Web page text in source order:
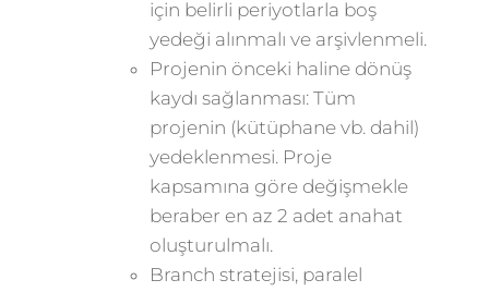
için belirli periyotlarla boş
yedeği alınmalı ve arşivlenmeli.
Projenin önceki haline dönüş
kaydı sağlanması: Tüm
projenin (kütüphane vb. dahil)
yedeklenmesi. Proje
kapsamına göre değişmekle
beraber en az 2 adet anahat
oluşturulmalı.
Branch stratejisi, paralel